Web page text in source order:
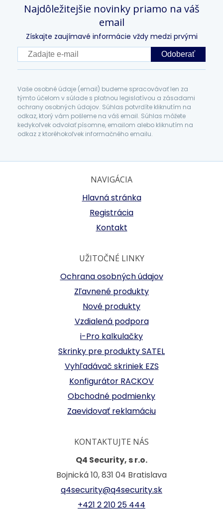
Najdôležitejšie novinky priamo na váš
email
Získajte zaujímavé informácie vždy medzi prvými
Odoberať
Vaše osobné údaje (email) budeme spracovávať len za
týmto účelom v súlade s platnou legislatívou a zásadami
ochrany osobných údajov. Súhlas potvrdíte kliknutím na
odkaz, ktorý vám pošleme na váš email. Súhlas môžete
kedykoľvek odvolať písomne, emailom alebo kliknutím na
odkaz z ktoréhokoľvek informačného emailu.
NAVIGÁCIA
Hlavná stránka
Registrácia
Kontakt
UŽITOČNÉ LINKY
Ochrana osobných údajov
Zľavnené produkty
Nové produkty
Vzdialená podpora
i-Pro kalkulačky
Skrinky pre produkty SATEL
Vyhľadávač skriniek EZS
Konfigurátor RACKOV
Obchodné podmienky
Zaevidovať reklamáciu
KONTAKTUJTE NÁS
Q4 Security, s r.o.
Bojnická 10, 831 04 Bratislava
q4security@q4security.sk
+421 2 210 25 444